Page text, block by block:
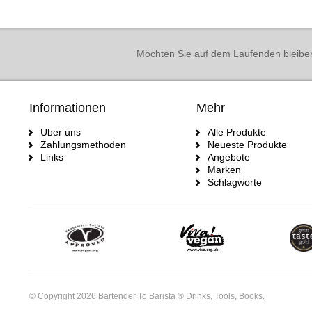
Möchten Sie auf dem Laufenden
Informationen
Uber uns
Zahlungsmethoden
Links
Mehr
Alle Produkte
Neueste Produkte
Angebote
Marken
Schlagworte
© Copyright 2026 Bartender To Barista ® Drinks, Tools, Books.